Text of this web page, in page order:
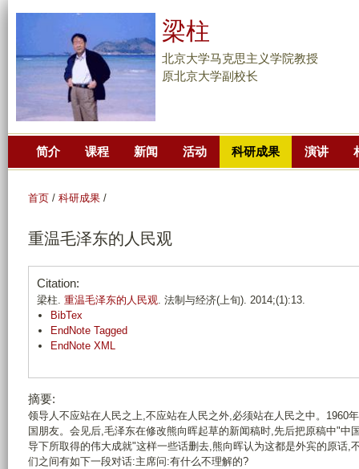
主
梁柱
北京大学马克思主义学院教授
原北京大学副校长
简介 课程 新闻 活动 科研成果 演讲
首页 / 科研成果 /
重温毛泽东的人民观
Citation:
梁柱. 重温毛泽东的人民观. 法制与经济(上旬). 2014;(1):13.
BibTex
EndNote Tagged
EndNote XML
摘要:
领导人不应站在人民之上,不应站在人民之外,必须站在人民之中。1960
国朋友。会见后,毛泽东在修改熊向晖起草的新闻稿时,先后把原稿中"
导下所取得的伟大成就"这样一些话删去,熊向晖认为这都是外宾的原话,
们之间有如下一段对话:主席问:有什么不理解的?